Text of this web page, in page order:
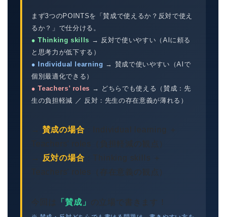
まず3つのPOINTSを「賛成で使えるか？反対で使え
るか？」で仕分ける。
● Thinking skills → 反対で使いやすい（AIに頼る
と思考力が低下する）
● Individual learning → 賛成で使いやすい（AIで
個別最適化できる）
● Teachers’ roles → どちらでも使える（賛成：先
生の負担軽減 ／ 反対：先生の存在意義が薄れる）
賛成の場合 ：Individual learning ＋
Teachers’ roles（負担軽減の観点）
反対の場合 ：Thinking skills ＋
Teachers’ roles（存在意義の観点）
今回は 「賛成」 の立場で書きます！